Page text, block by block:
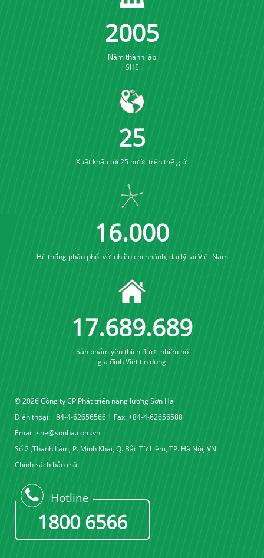
2005
Năm thành lập
SHE
25
Xuất khẩu tới 25 nước trên thế giới
16.000
Hệ thống phân phối với nhiều chi nhánh, đại lý tại Việt Nam
17.689.689
Sản phẩm yêu thích được nhiều hộ
gia đình Việt tin dùng
© 2026 Công ty CP Phát triển năng lượng Sơn Hà
Điện thoại: +84-4-62656566 | Fax: +84-4-62656588
Email:she@sonha.com.vn
Số 2 ,Thanh Lâm, P. Minh Khai, Q. Bắc Từ Liêm, TP. Hà Nội, VN
Chính sách bảo mật
Hotline
1800 6566